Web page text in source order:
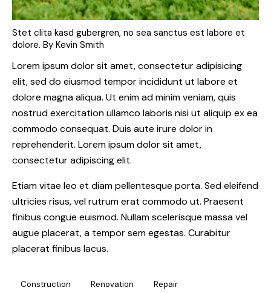
Stet clita kasd gubergren, no sea sanctus est labore et
dolore. By Kevin Smith
Lorem ipsum dolor sit amet, consectetur adipisicing
elit, sed do eiusmod tempor incididunt ut labore et
dolore magna aliqua. Ut enim ad minim veniam, quis
nostrud exercitation ullamco laboris nisi ut aliquip ex ea
commodo consequat. Duis aute irure dolor in
reprehenderit. Lorem ipsum dolor sit amet,
consectetur adipiscing elit.
Etiam vitae leo et diam pellentesque porta. Sed eleifend
ultricies risus, vel rutrum erat commodo ut. Praesent
finibus congue euismod. Nullam scelerisque massa vel
augue placerat, a tempor sem egestas. Curabitur
placerat finibus lacus.
Construction Renovation Repair